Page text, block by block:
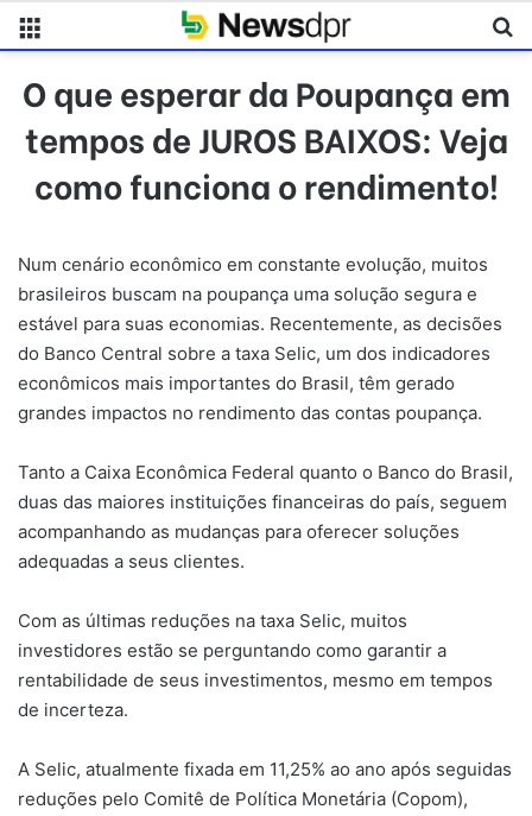
O que esperar da Poupança em
tempos de JUROS BAIXOS: Veja
como funciona o rendimento!
Num cenário econômico em constante evolução, muitos
brasileiros buscam na poupança uma solução segura e
estável para suas economias. Recentemente, as decisões
do Banco Central sobre a taxa Selic, um dos indicadores
econômicos mais importantes do Brasil, têm gerado
grandes impactos no rendimento das contas poupança.
Tanto a Caixa Econômica Federal quanto o Banco do Brasil,
duas das maiores instituições financeiras do país, seguem
acompanhando as mudanças para oferecer soluções
adequadas a seus clientes.
Com as últimas reduções na taxa Selic, muitos
investidores estão se perguntando como garantir a
rentabilidade de seus investimentos, mesmo em tempos
de incerteza.
A Selic, atualmente fixada em 11,25% ao ano após seguidas
reduções pelo Comitê de Política Monetária (Copom),